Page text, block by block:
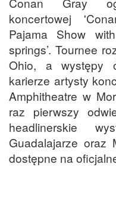
koncertowej
Pajama Show
springs’. Tournee
Ohio, a występy
karierze artysty
Amphitheatre w
raz pierwszy
headlinerskie
Guadalajarze oraz
dostępne na